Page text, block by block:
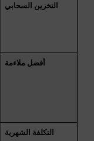
التخزين السحابي
أفضل ملاءمة
التكلفة الشهرية